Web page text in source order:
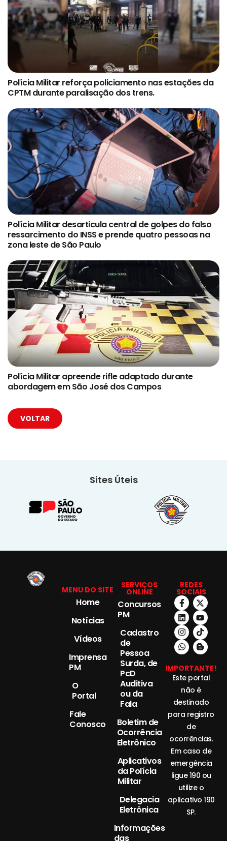
Polícia Militar reforça policiamento nas estações da
CPTM durante paralisação dos trens.
Polícia Militar desarticula central de golpes do falso
ressarcimento do INSS e prende quatro pessoas na
zona leste de São Paulo
Polícia Militar apreende rifle adaptado durante
abordagem em São José dos Campos
VOLTAR
Sites Úteis
MENU DO SITE
Home
Notícias
Vídeos
Imprensa
PM
O
Portal
Fale
Conosco
SERVIÇOS
ONLINE
Concursos
PM
Cadastro
de
Pessoa
Surda, de
PcD
Auditiva
ou da
Fala
Boletim de
Ocorrência
Eletrônico
Aplicativos
da Polícia
Militar
Delegacia
Eletrônica
Informações
das
REDES
SOCIAIS
IMPORTANTE!
Este portal
não é
destinado
para registro
de
ocorrências.
Em caso de
emergência
ligue 190 ou
utilize o
aplicativo 190
SP.